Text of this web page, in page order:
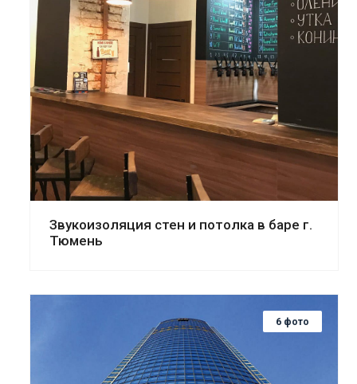
Смотреть проект
Звукоизоляция стен и потолка в баре г.
Тюмень
6 фото